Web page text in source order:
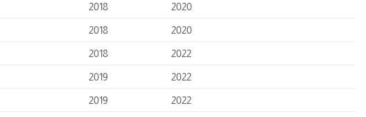
2018
2020
2018
2020
2018
2022
2019
2022
2019
2022